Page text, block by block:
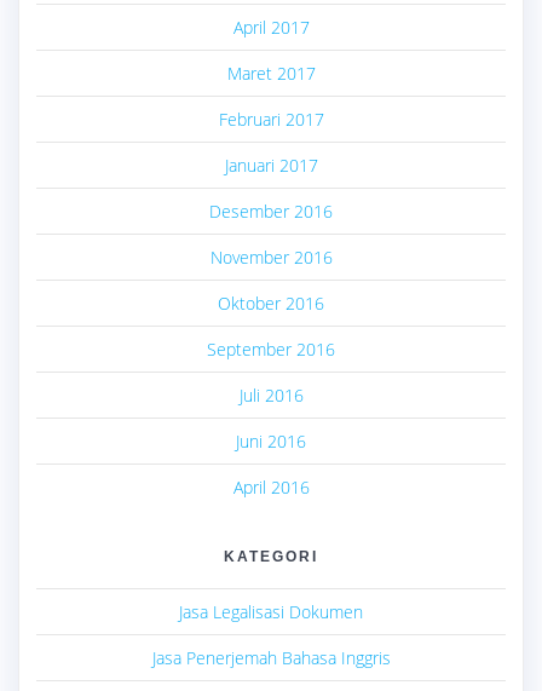
April 2017
Maret 2017
Februari 2017
Januari 2017
Desember 2016
November 2016
Oktober 2016
September 2016
Juli 2016
Juni 2016
April 2016
KATEGORI
Jasa Legalisasi Dokumen
Jasa Penerjemah Bahasa Inggris